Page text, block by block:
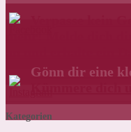
Gönn dir eine
Kümmere dich
Kategorien